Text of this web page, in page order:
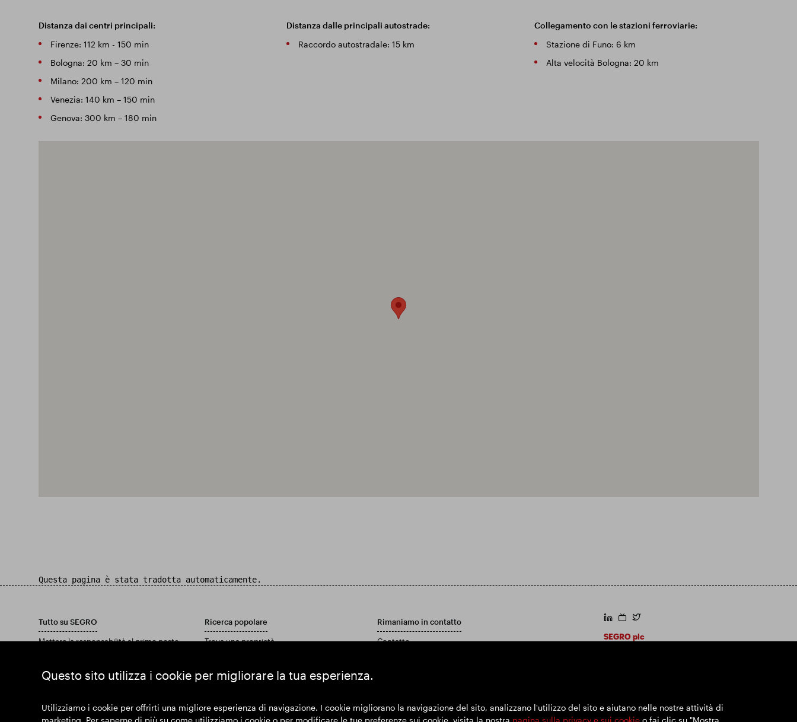
Questo sito utilizza i cookie per migliorare la tua esperienza.
Utilizziamo i cookie per offrirti una migliore esperienza di navigazione. I cookie migliorano la navigazione del sito, analizzano l'utilizzo del sito e aiutano nelle nostre attività di
marketing. Per saperne di più su come utilizziamo i cookie o per modificare le tue preferenze sui cookie, visita la nostra pagina sulla privacy e sui cookieo fai clic su "Mostra
Distanza dai centri principali:
Firenze: 112 km - 150 min
Bologna: 20 km – 30 min
Milano: 200 km – 120 min
Venezia: 140 km – 150 min
Genova: 300 km – 180 min
Distanza dalle principali autostrade:
Raccordo autostradale: 15 km
Collegamento con le stazioni ferroviarie:
Stazione di Funo: 6 km
Alta velocità Bologna: 20 km
Questa pagina è stata tradotta automaticamente.
Tutto su SEGRO
Mettere la responsabilità al primo posto
Approfondimenti
Ricerca popolare
Trova una proprietà
Scarica il nostro rapporto annuale e conti
Rimaniamo in contatto
Contatto
https://www.linkedin.com/
https://www.youtube.com/
https://twitter.com/segroplc
SEGRO plc